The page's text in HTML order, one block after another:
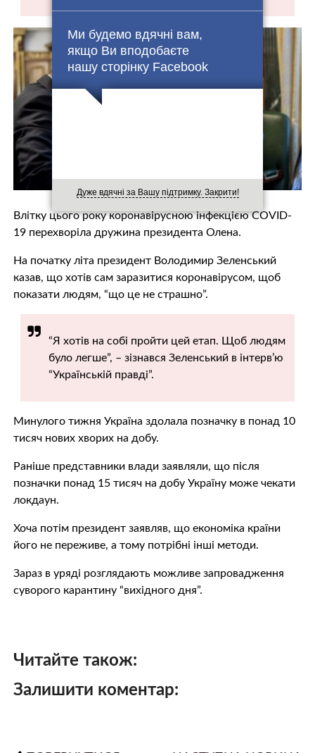
Ми будемо вдячні вам,
якщо Ви вподобаєте
нашу сторінку Facebook
Дуже вдячні за Вашу підтримку. Закрити!
Влітку цього року коронавірусною інфекцією COVID-
19 перехворіла дружина президента Олена.
На початку літа президент Володимир Зеленський
казав, що хотів сам заразитися коронавірусом, щоб
показати людям, “що це не страшно”.
“Я хотів на собі пройти цей етап. Щоб людям
було легше”, – зізнався Зеленський в інтерв’ю
“Українській правді”.
Минулого тижня Україна здолала позначку в понад 10
тисяч нових хворих на добу.
Раніше представники влади заявляли, що після
позначки понад 15 тисяч на добу Україну може чекати
локдаун.
Хоча потім президент заявляв, що економіка країни
його не переживе, а тому потрібні інші методи.
Зараз в уряді розглядають можливе запровадження
суворого карантину “вихідного дня”.
Читайте також:
Залишити коментар: